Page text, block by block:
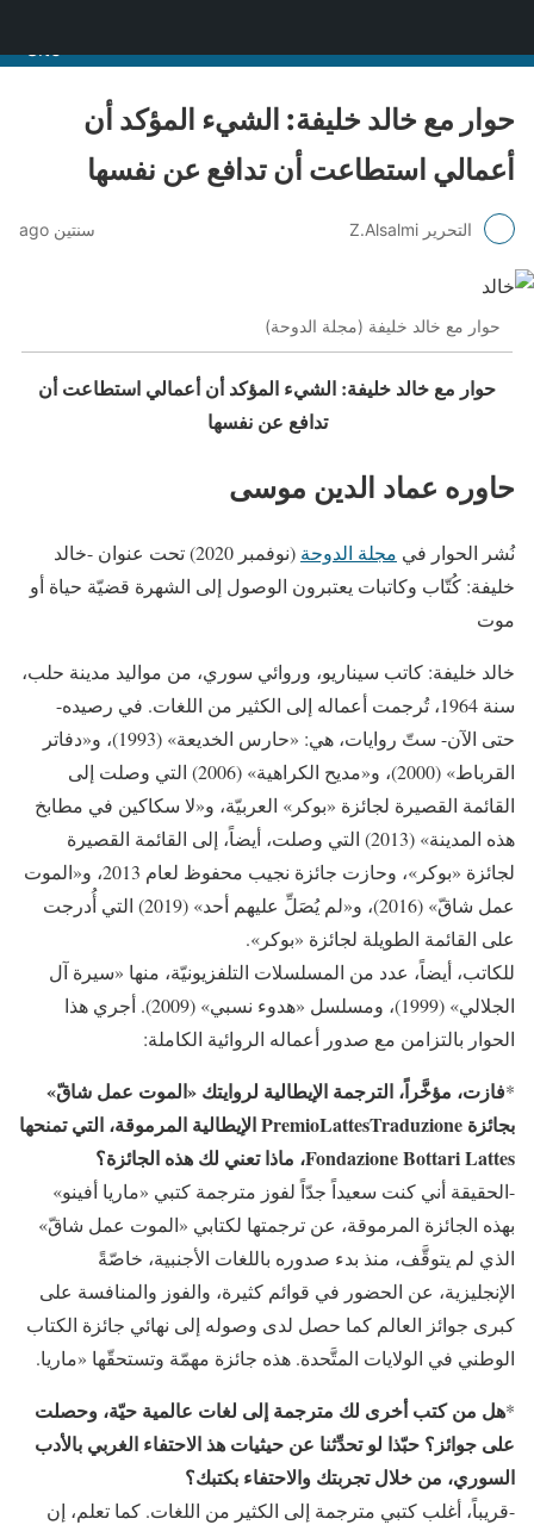
حوار مع خالد خليفة: الشيء المؤكد أن
أعمالي استطاعت أن تدافع عن نفسها
التحرير Z.Alsalmi سنتين ago
حوار مع خالد خليفة (مجلة الدوحة)
حوار مع خالد خليفة: الشيء المؤكد أن أعمالي استطاعت أن
تدافع عن نفسها
حاوره عماد الدين موسى
نُشر الحوار في مجلة الدوحة
(نوفمبر 2020) تحت عنوان -خالد
خليفة: كُتّاب وكاتبات يعتبرون الوصول إلى الشهرة قضيّة حياة أو
موت
خالد خليفة: كاتب سيناريو، وروائي سوري، من مواليد مدينة حلب،
سنة 1964، تُرجمت أعماله إلى الكثير من اللغات. في رصيده-
حتى الآن- ستّ روايات، هي: «حارس الخديعة» (1993)، و«دفاتر
القرباط» (2000)، و«مديح الكراهية» (2006) التي وصلت إلى
القائمة القصيرة لجائزة «بوكر» العربيّة، و«لا سكاكين في مطابخ
هذه المدينة» (2013) التي وصلت، أيضاً، إلى القائمة القصيرة
لجائزة «بوكر»، وحازت جائزة نجيب محفوظ لعام 2013، و«الموت
عمل شاقّ» (2016)، و«لم يُصَلِّ عليهم أحد» (2019) التي أُدرجت
على القائمة الطويلة لجائزة «بوكر».
للكاتب، أيضاً، عدد من المسلسلات التلفزيونيّة، منها «سيرة آل
الجلالي» (1999)، ومسلسل «هدوء نسبي» (2009). أجري هذا
الحوار بالتزامن مع صدور أعماله الروائية الكاملة:
*فازت، مؤخَّراً، الترجمة الإيطالية لروايتك «الموت عمل شاقّ»
بجائزة PremioLattesTraduzione الإيطالية المرموقة، التي تمنحها
Fondazione Bottari Lattes، ماذا تعني لك هذه الجائزة؟
-الحقيقة أني كنت سعيداً جدّاً لفوز مترجمة كتبي «ماريا أفينو»
بهذه الجائزة المرموقة، عن ترجمتها لكتابي «الموت عمل شاقّ»
الذي لم يتوقَّف، منذ بدء صدوره باللغات الأجنبية، خاصّةً
الإنجليزية، عن الحضور في قوائم كثيرة، والفوز والمنافسة على
كبرى جوائز العالم كما حصل لدى وصوله إلى نهائي جائزة الكتاب
الوطني في الولايات المتَّحدة. هذه جائزة مهمّة وتستحقّها «ماريا.
*هل من كتب أخرى لك مترجمة إلى لغات عالمية حيّة، وحصلت
على جوائز؟ حبّذا لو تحدِّثنا عن حيثيات هذ الاحتفاء الغربي بالأدب
السوري، من خلال تجربتك والاحتفاء بكتبك؟
-قريباً، أغلب كتبي مترجمة إلى الكثير من اللغات. كما تعلم، إن